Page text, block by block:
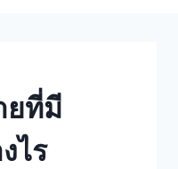
ยที่มี
ไร